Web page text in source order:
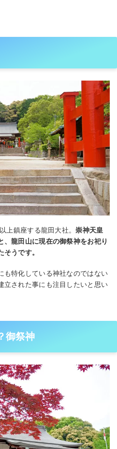
上鎮座する龍田大社。崇神天皇
、龍田山に現在の御祭神をお祀り
うです。
も特化している神社なのではない
立された事にも注目したいと思い
御祭神